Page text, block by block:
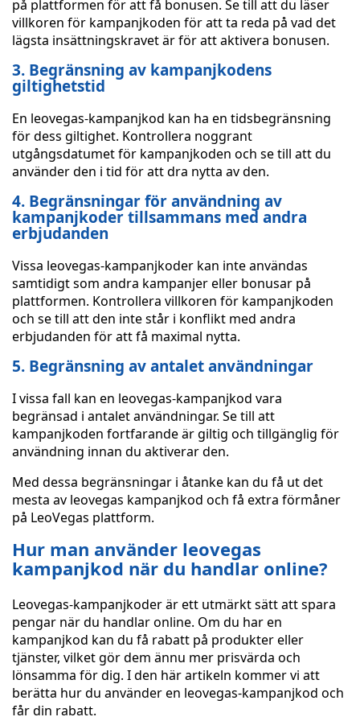
på plattformen för att få bonusen. Se till att du läser
villkoren för kampanjkoden för att ta reda på vad det
lägsta insättningskravet är för att aktivera bonusen.
3. Begränsning av kampanjkodens
giltighetstid
En leovegas-kampanjkod kan ha en tidsbegränsning
för dess giltighet. Kontrollera noggrant
utgångsdatumet för kampanjkoden och se till att du
använder den i tid för att dra nytta av den.
4. Begränsningar för användning av
kampanjkoder tillsammans med andra
erbjudanden
Vissa leovegas-kampanjkoder kan inte användas
samtidigt som andra kampanjer eller bonusar på
plattformen. Kontrollera villkoren för kampanjkoden
och se till att den inte står i konflikt med andra
erbjudanden för att få maximal nytta.
5. Begränsning av antalet användningar
I vissa fall kan en leovegas-kampanjkod vara
begränsad i antalet användningar. Se till att
kampanjkoden fortfarande är giltig och tillgänglig för
användning innan du aktiverar den.
Med dessa begränsningar i åtanke kan du få ut det
mesta av leovegas kampanjkod och få extra förmåner
på LeoVegas plattform.
Hur man använder leovegas
kampanjkod när du handlar online?
Leovegas-kampanjkoder är ett utmärkt sätt att spara
pengar när du handlar online. Om du har en
kampanjkod kan du få rabatt på produkter eller
tjänster, vilket gör dem ännu mer prisvärda och
lönsamma för dig. I den här artikeln kommer vi att
berätta hur du använder en leovegas-kampanjkod och
får din rabatt.